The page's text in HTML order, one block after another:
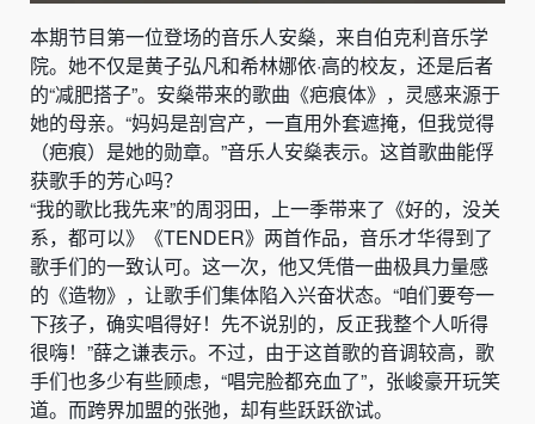
本期节目第一位登场的音乐人安燊，来自伯克利音乐学
院。她不仅是黄子弘凡和希林娜依·高的校友，还是后者
的“减肥搭子”。安燊带来的歌曲《疤痕体》，灵感来源于
她的母亲。“妈妈是剖宫产，一直用外套遮掩，但我觉得
（疤痕）是她的勋章。”音乐人安燊表示。这首歌曲能俘
获歌手的芳心吗？
“我的歌比我先来”的周羽田，上一季带来了《好的，没关
系，都可以》《TENDER》两首作品，音乐才华得到了
歌手们的一致认可。这一次，他又凭借一曲极具力量感
的《造物》，让歌手们集体陷入兴奋状态。“咱们要夸一
下孩子，确实唱得好！先不说别的，反正我整个人听得
很嗨！”薛之谦表示。不过，由于这首歌的音调较高，歌
手们也多少有些顾虑，“唱完脸都充血了”，张峻豪开玩笑
道。而跨界加盟的张弛，却有些跃跃欲试。